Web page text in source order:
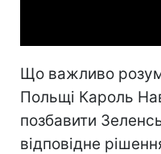
Що важливо
Польщі Кароль
позбавити
відповідне